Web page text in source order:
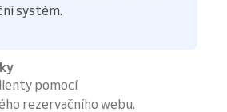
systém.
pomocí
rezervačního webu.